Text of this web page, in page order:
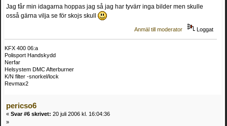
Jag får min idagarna hoppas jag så jag har tyvärr inga bilder men skulle
osså gärna vilja se för skojs skull
Anmäl till moderator Loggat
KFX 400 06:a
Polisport Handskydd
Nerfar
Helsystem DMC Afterburner
K/N filter -snorkel/lock
Revmax2
pericso6
« Svar #6 skrivet: 20 juli 2006 kl. 16:04:36
»